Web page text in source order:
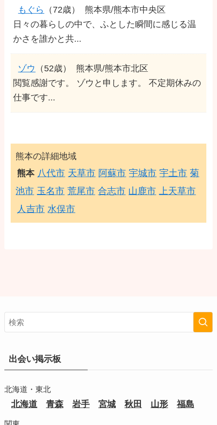
もぐら （72歳）
熊本県/熊本市中央区
日々の暮らしの中で、ふとした瞬間に感じる温
かさを誰かと共...
ゾウ （52歳）
熊本県/熊本市北区
閲覧感謝です。 ゾウと申します。 不定期休みの
仕事です...
熊本の詳細地域
熊本 八代市 天草市 阿蘇市 宇城市 宇土市 菊
池市 玉名市 荒尾市 合志市 山鹿市
上天草市
人吉市 水俣市
出会い掲示板
北海道・東北
北海道 青森 岩手 宮城 秋田 山形 福島